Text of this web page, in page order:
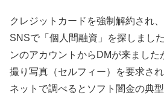
クレジットカードを強制解約され
SNSで「個人間融資」を探しまし
ンのアカウントからDMが来ました
撮り写真（セルフィー）を要求さ
ネットで調べるとソフト闇金の典